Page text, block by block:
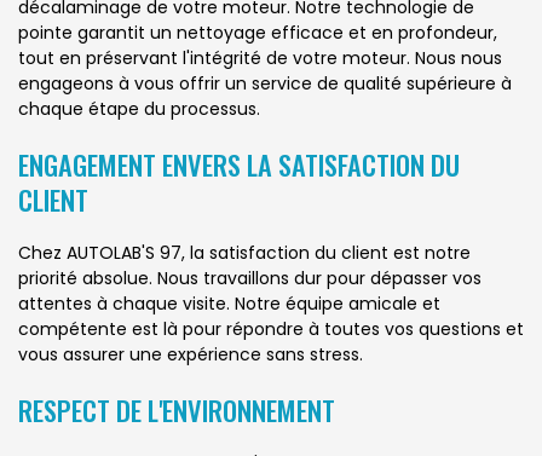
décalaminage de votre moteur. Notre technologie de
pointe garantit un nettoyage efficace et en profondeur,
tout en préservant l'intégrité de votre moteur. Nous nous
engageons à vous offrir un service de qualité supérieure à
chaque étape du processus.
ENGAGEMENT ENVERS LA SATISFACTION DU
CLIENT
Chez AUTOLAB'S 97, la satisfaction du client est notre
priorité absolue. Nous travaillons dur pour dépasser vos
attentes à chaque visite. Notre équipe amicale et
compétente est là pour répondre à toutes vos questions et
vous assurer une expérience sans stress.
RESPECT DE L'ENVIRONNEMENT